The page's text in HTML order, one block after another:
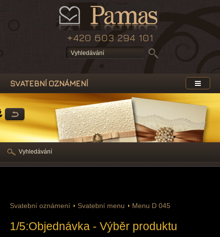
+420 603 294 101
SVATEBNÍ OZNÁMENÍ
Svatební oznámení Svatební menu Menu D 045
1/5:Objednávka - Výběr produktu
Vyhledávání